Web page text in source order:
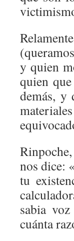
y quien
quien
demás, y
nos dice:
tu
sabia
cuánta